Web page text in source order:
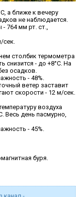
а ближе к вечеру
не наблюдается.
764 мм рт. ст.,
столбик термометра
снизится - до +8°С. На
осадков.
- 48%.
ветер заставит
скорости - 12 м/сек.
воздуха
Весь день пасмурно,
- 45%.
буря.